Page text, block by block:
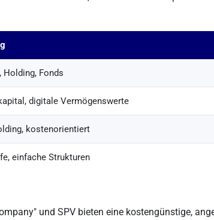
Holding, Fonds
digitale Vermögenswerte
kostenorientiert
einfache Strukturen
und SPV bieten eine kostengünstige,